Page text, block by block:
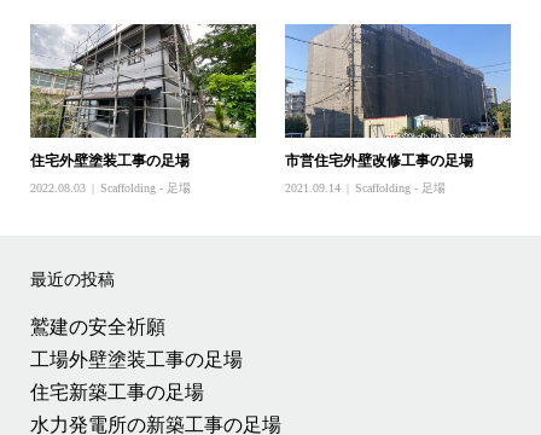
住宅外壁塗装工事の足場
2022.08.03 Scaffolding - 足場
市営住宅外壁改修工事の足場
2021.09.14 Scaffolding - 足場
最近の投稿
鷲建の安全祈願
工場外壁塗装工事の足場
住宅新築工事の足場
水力発電所の新築工事の足場